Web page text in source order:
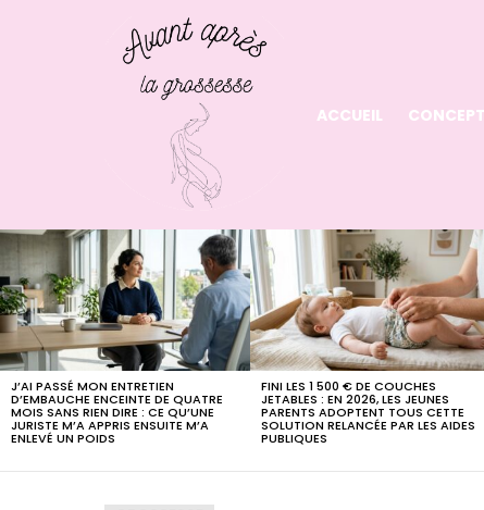
ACCUEIL
LATEST
STORIES
J’AI PASSÉ MON ENTRETIEN
D’EMBAUCHE ENCEINTE DE QUATRE
MOIS SANS RIEN DIRE : CE QU’UNE
JURISTE M’A APPRIS ENSUITE M’A
ENLEVÉ UN POIDS
FINI LES 1 500 € DE COUCHES
JETABLES : EN 2026, LES JEUNES
PARENTS ADOPTENT TOUS CETTE
SOLUTION RELANCÉE PAR LES AIDES
PUBLIQUES